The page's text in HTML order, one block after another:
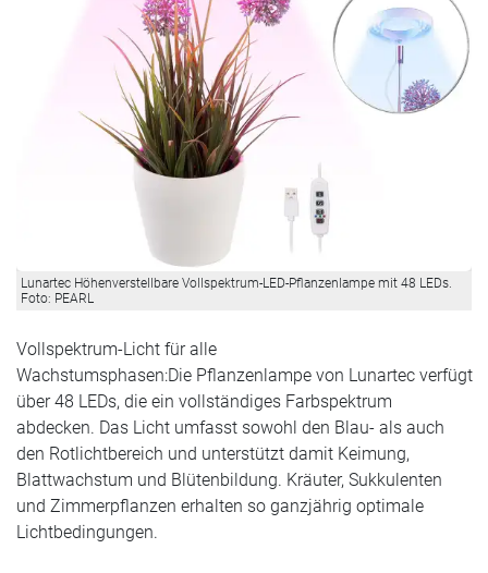
Lunartec Höhenverstellbare Vollspektrum-LED-Pflanzenlampe mit 48 LEDs.
Foto: PEARL
Vollspektrum-Licht für alle
Wachstumsphasen:Die Pflanzenlampe von Lunartec verfügt
über 48 LEDs, die ein vollständiges Farbspektrum
abdecken. Das Licht umfasst sowohl den Blau- als auch
den Rotlichtbereich und unterstützt damit Keimung,
Blattwachstum und Blütenbildung. Kräuter, Sukkulenten
und Zimmerpflanzen erhalten so ganzjährig optimale
Lichtbedingungen.